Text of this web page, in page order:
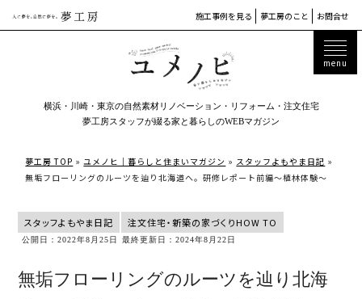
施工事例を見る 夢工房のこと お問合せ
横浜・川崎・東京の自然素材リノベーション・リフォーム・注文住宅
夢工房スタッフが綴る家と暮らしのWEBマガジン
夢工房 TOP » ユメノヒ｜暮らしと住まいマガジン » スタッフよもやま日記 »
無垢フローリングのルーツを辿り北海道へ。研修レポート前編～植林体験～
スタッフよもやま日記 注文住宅・新築の家づくりHOW TO
公開日：2022年8月25日 最終更新日：2024年8月22日
無垢フローリングのルーツを辿り北海